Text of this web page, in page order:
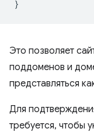
}
Это позволяет
поддоменов и
представляться
Для
требуется, чтобы